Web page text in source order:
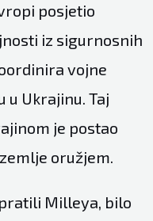
posjetio
iz sigurnosnih
vojne
u Ukrajinu. Taj
je postao
oružjem.
Milleya, bilo